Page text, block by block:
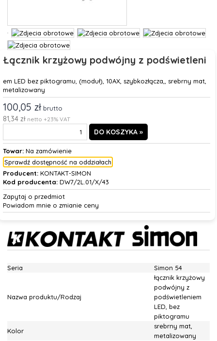
Łącznik krzyżowy podwójny z podświetleni
em LED bez piktogramu, (moduł), 10AX, szybkozłącza,, srebrny mat,
metalizowany
100,05 zł brutto
81,34 zł netto +23% VAT
Towar:Na zamówienie
Sprawdź dostępność na oddziałach
Producent:KONTAKT-SIMON
Kod producenta:DW7/2L.01/X/43
Zapytaj o przedmiot
Powiadom mnie o zmianie ceny
Seria Simon 54
Nazwa produktu/Rodzaj
łącznik krzyżowy
podwójny z
podświetleniem
LED, bez
piktogramu
Kolor
srebrny mat,
metalizowany